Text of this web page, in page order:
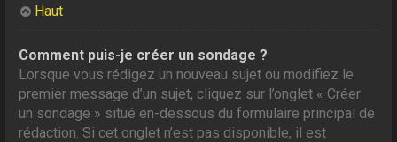
Haut
Comment puis-je créer un sondage ?
Lorsque vous rédigez un nouveau sujet ou modifiez le
premier message d’un sujet, cliquez sur l’onglet « Créer
un sondage » situé en-dessous du formulaire principal de
rédaction. Si cet onglet n’est pas disponible, il est